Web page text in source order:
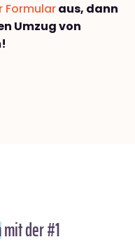
Formularaus, dann
Umzug von
mit der #1